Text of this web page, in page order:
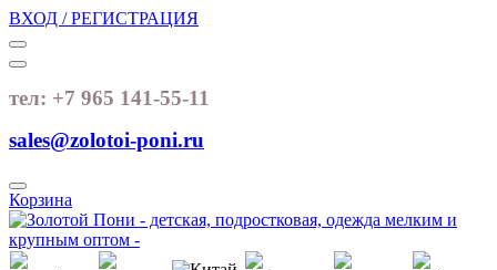
ВХОД / РЕГИСТРАЦИЯ
тел: +7 965 141-55-11
sales@zolotoi-poni.ru
Корзина